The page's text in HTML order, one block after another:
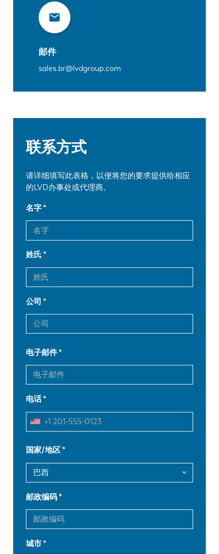
邮件
sales.br@lvdgroup.com
联系方式
请详细填写此表格，以便将您的要求提供给相应
的LVD办事处或代理商。
名字
姓氏
公司
电子邮件
电话
国家/地区
邮政编码
城市
DE
ES